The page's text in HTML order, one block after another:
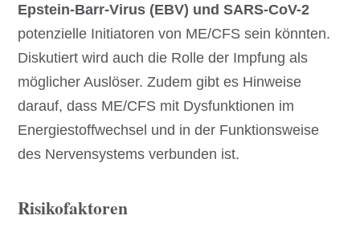
Epstein-Barr-Virus (EBV) und SARS-CoV-2
potenzielle Initiatoren von ME/CFS sein könnten.
Diskutiert wird auch die Rolle der Impfung als
möglicher Auslöser. Zudem gibt es Hinweise
darauf, dass ME/CFS mit Dysfunktionen im
Energiestoffwechsel und in der Funktionsweise
des Nervensystems verbunden ist.
Risikofaktoren